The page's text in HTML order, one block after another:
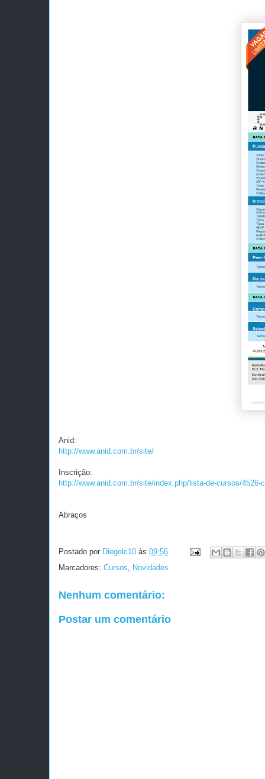
Anid:
http://www.anid.com.br/site/
Inscrição:
http://www.anid.com.br/site/index.php/lista-de-cursos/4526-
Abraços
Postado por Diegolc10 às 09:56
Marcadores: Cursos, Novidades
Nenhum comentário:
Postar um comentário